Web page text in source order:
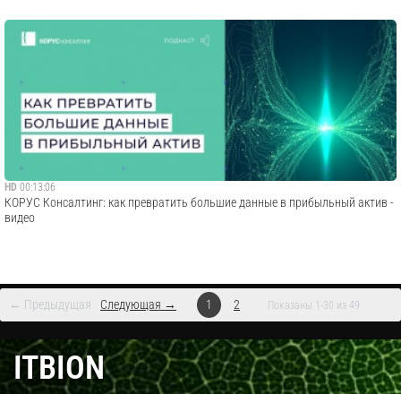
HD 00:13:06
КОРУС Консалтинг: как превратить большие данные в прибыльный актив -
видео
← Предыдущая Следующая → 1 2 Показаны 1-30 из 49
ITBION